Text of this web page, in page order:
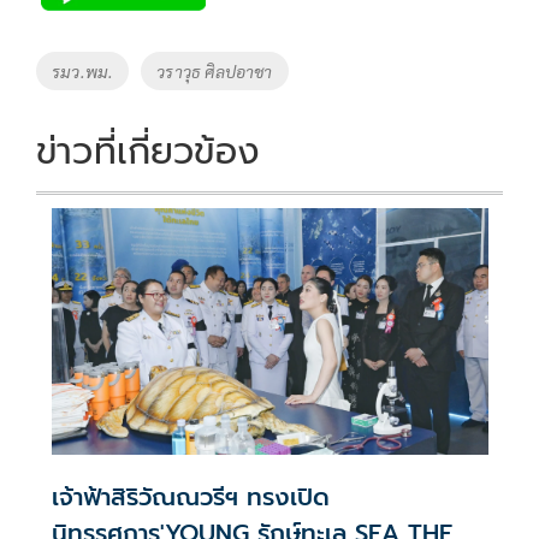
b
o
k
er y
Li
k
Tags
รมว.พม. วราวุธ ศิลปอาชา
ข่าวที่เกี่ยวข้อง
เจ้าฟ้าสิริวัณณวรีฯ ทรงเปิด